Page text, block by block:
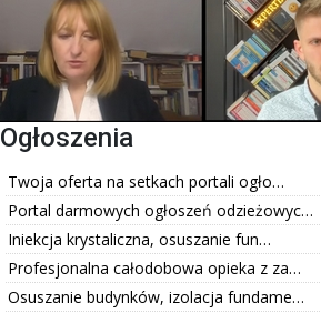
Ogłoszenia
Twoja oferta na setkach portali ogło…
Portal darmowych ogłoszeń odzieżowyc…
Iniekcja krystaliczna, osuszanie fun…
Profesjonalna całodobowa opieka z za…
Osuszanie budynków, izolacja fundame…